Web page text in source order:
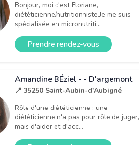
Bonjour, moi c'est Floriane,
diététicienne/nutritionniste.Je me suis
spécialisée en micronutriti...
Prendre rendez-vous
Amandine BÉziel - - D'argemont
📍 35250 Saint-Aubin-d'Aubigné
Rôle d'une diététicienne : une
diététicienne n'a pas pour rôle de juger,
mais d'aider et d'acc...